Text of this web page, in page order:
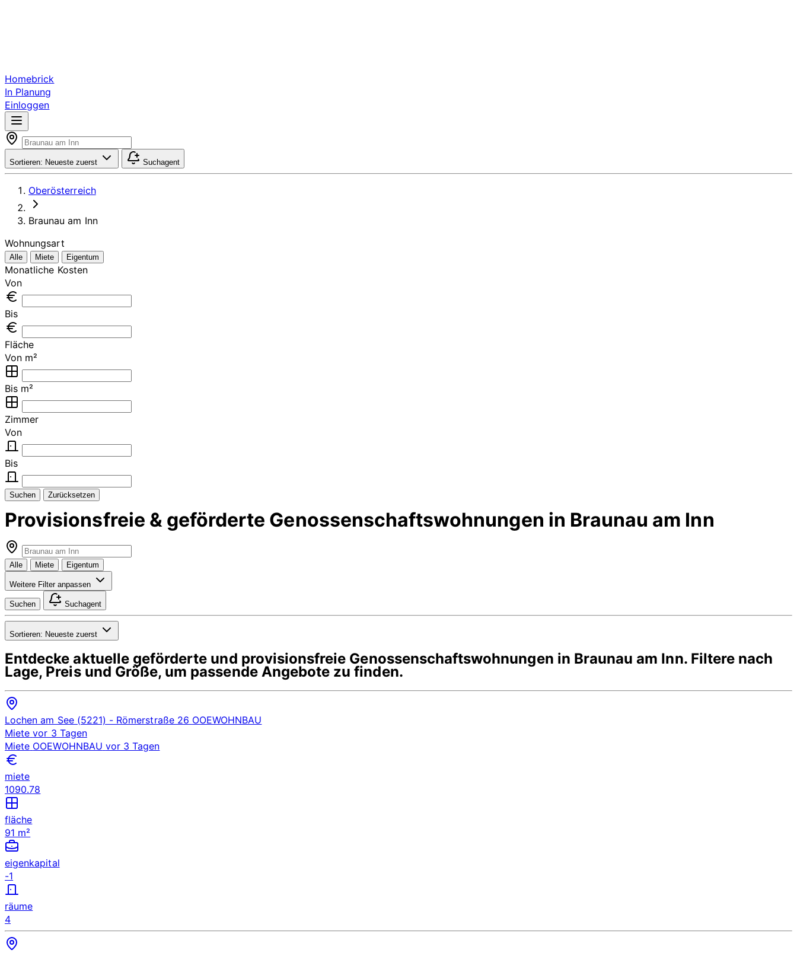
Homebrick
In Planung
Einloggen
Sortieren: Neueste zuerst Suchagent
Oberösterreich
Braunau am Inn
Wohnungsart
Alle Miete Eigentum
Monatliche Kosten
Von
Bis
Fläche
Von m²
Bis m²
Zimmer
Von
Bis
Suchen Zurücksetzen
Provisionsfreie & geförderte Genossenschaftswohnungen in Braunau am Inn
Alle Miete Eigentum
Weitere Filter anpassen
Suchen Suchagent
Sortieren: Neueste zuerst
Entdecke aktuelle geförderte und provisionsfreie Genossenschaftswohnungen in Braunau am Inn. Filtere nach
Lage, Preis und Größe, um passende Angebote zu finden.
Lochen am See (5221) - Römerstraße 26 OOEWOHNBAU
Miete vor 3 Tagen
Miete OOEWOHNBAU vor 3 Tagen
miete
1090.78
fläche
91 m²
eigenkapital
-1
räume
4